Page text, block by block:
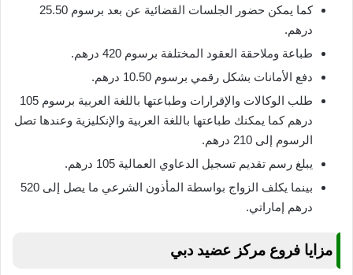
كما يمكن حضور الجلسات القضائية عن بعد برسوم 25.50
درهم.
طباعة وملاحقة العقود المختلفة برسوم 420 درهم.
دفع الأمانات بشكل رقمي برسوم 10.50 درهم.
طلب الوكالات والإقرارات وطباعتها باللغة العربية برسوم 105
درهم كما يمكنك طباعتها باللغة العربية والإنكليزية وعندها تصل
الرسوم إلى 210 درهم.
يبلغ رسم تقديم تسجيل الدعاوي العمالية 105 درهم.
بينما يكلف الزواج بواسطة المأذون الشرعي ما يصل إلى 520
درهم إماراتي.
مزايا فروع مركز عضيد دبي